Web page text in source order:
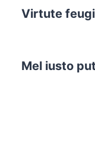
Virtute
Mel iusto